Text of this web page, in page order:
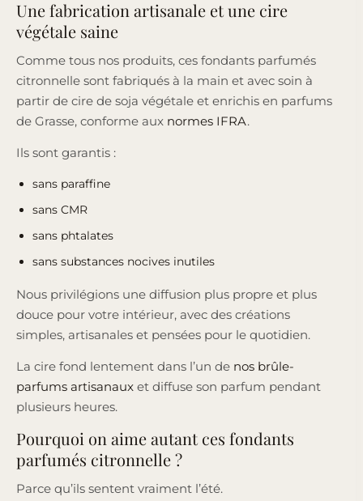
Une fabrication artisanale et une cire
végétale saine
Comme tous nos produits, ces fondants parfumés
citronnelle sont fabriqués à la main et avec soin à
partir de cire de soja végétale et enrichis en parfums
de Grasse, conforme aux normes IFRA.
Ils sont garantis :
sans paraffine
sans CMR
sans phtalates
sans substances nocives inutiles
Nous privilégions une diffusion plus propre et plus
douce pour votre intérieur, avec des créations
simples, artisanales et pensées pour le quotidien.
La cire fond lentement dans l’un de nos brûle-
parfums artisanaux et diffuse son parfum pendant
plusieurs heures.
Pourquoi on aime autant ces fondants
parfumés citronnelle ?
Parce qu’ils sentent vraiment l’été.